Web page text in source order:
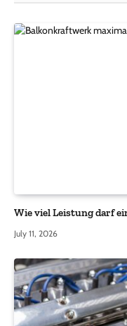
Wie viel Leistung darf
July 11, 2026